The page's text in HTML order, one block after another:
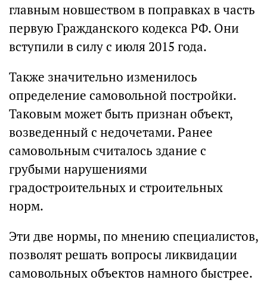
главным новшеством в поправках в часть
первую Гражданского кодекса РФ. Они
вступили в силу с июля 2015 года.
Также значительно изменилось
определение самовольной постройки.
Таковым может быть признан объект,
возведенный с недочетами. Ранее
самовольным считалось здание с
грубыми нарушениями
градостроительных и строительных
норм.
Эти две нормы, по мнению специалистов,
позволят решать вопросы ликвидации
самовольных объектов намного быстрее.